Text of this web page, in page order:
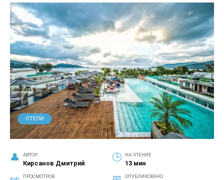
ОТЕЛИ
АВТОР
Кирсанов Дмитрий
НА ЧТЕНИЕ
13 мин
ПРОСМОТРОВ ОПУБЛИКОВАНО